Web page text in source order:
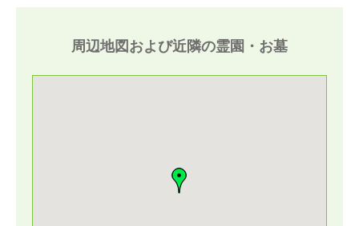
周辺地図および近隣の霊園・お墓